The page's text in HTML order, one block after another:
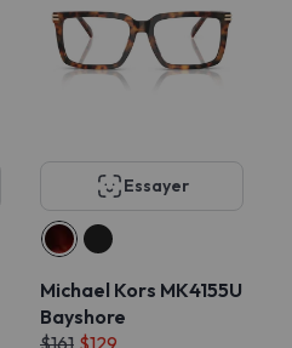
Essayer
Michael Kors MK4155U
Bayshore
$161 $129